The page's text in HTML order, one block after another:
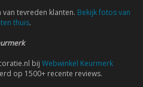
tevreden klanten. Bekijk fotos van
thuis.
bij Webwinkel Keurmerk
op 1500+ recente reviews.